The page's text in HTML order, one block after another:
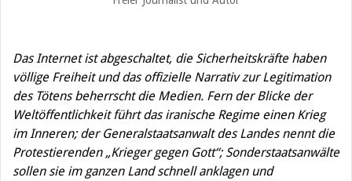
Das Internet ist abgeschaltet, die Sicherheitskräfte haben
völlige Freiheit und das offizielle Narrativ zur Legitimation
des Tötens beherrscht die Medien. Fern der Blicke der
Weltöffentlichkeit führt das iranische Regime einen Krieg
im Inneren; der Generalstaatsanwalt des Landes nennt die
Protestierenden „Krieger gegen Gott“; Sonderstaatsanwälte
sollen sie im ganzen Land schnell anklagen und